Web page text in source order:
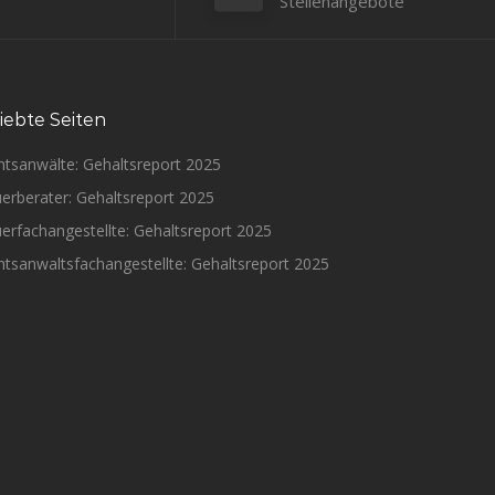
Seiten
Gehaltsreport 2025
Gehaltsreport 2025
Gehaltsreport 2025
Gehaltsreport 2025